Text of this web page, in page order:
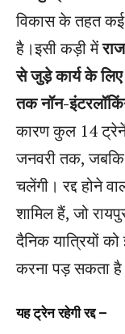
विकास के तहत
है।इसी कड़ी में
से जुड़े कार्य के
तक नॉन-
कारण कुल 14 ट्रेनें
जनवरी तक,
चलेंगी। रद्द होने
शामिल हैं, जो
दैनिक यात्रियों
करना पड़ सकता
यह ट्रेन रहेगी रद्द –